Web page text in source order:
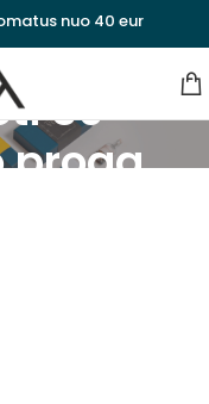
nuo 40 eur
30
proga